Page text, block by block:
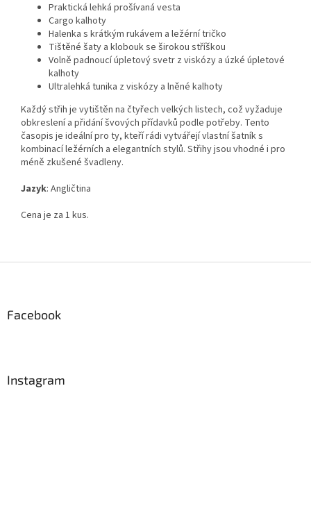
Praktická lehká prošívaná vesta
Cargo kalhoty
Halenka s krátkým rukávem a ležérní tričko
Tištěné šaty a klobouk se širokou stříškou
Volně padnoucí úpletový svetr z viskózy a úzké úpletové
kalhoty
Ultralehká tunika z viskózy a lněné kalhoty
Každý střih je vytištěn na čtyřech velkých listech, což vyžaduje
obkreslení a přidání švových přídavků podle potřeby. Tento
časopis je ideální pro ty, kteří rádi vytvářejí vlastní šatník s
kombinací ležérních a elegantních stylů. Střihy jsou vhodné i pro
méně zkušené švadleny.
Jazyk: Angličtina
Cena je za 1 kus.
Facebook
Instagram